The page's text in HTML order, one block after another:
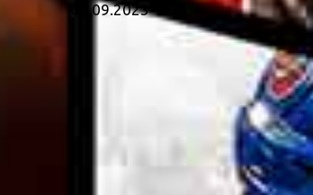
02.09.2023